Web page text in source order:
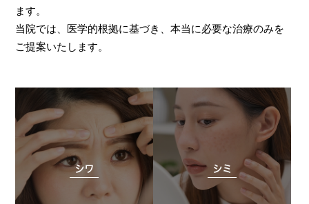
ます。
当院では、医学的根拠に基づき、本当に必要な治療のみを
ご提案いたします。
シワ シミ